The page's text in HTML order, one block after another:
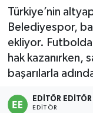
Türkiye’nin
Belediyespor,
ekliyor. Futbolda
hak kazanırken,
başarılarla
EDITÖR EDITÖR
EDITÖR
Ekonomi
Genel
Magazin
Son Dakika
Haber Arşivi